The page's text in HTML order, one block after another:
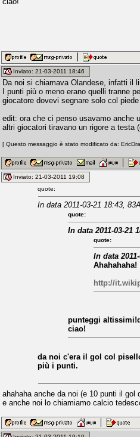
Inviato: 21-03-2011 18:46
Da noi si chiamava Olandese, infatti il
I punti più o meno erano quelli tranne
giocatore dovevi segnare solo col
edit: ora che ci penso usavamo anche
altri giocatori tiravano un rigore a testa
[ Questo messaggio è stato modificato da:
Inviato: 21-03-2011 19:08
quote:
In data 2011-03-21 18:43,
quote:
In data 2011-03-21
quote:
In data
Ahahahaha!
http://
punteggi
ciao!
da noi c'era il gol col
più i punti.
ahahaha anche da noi (e 10 punti il gol
e anche noi lo chiamiamo calcio